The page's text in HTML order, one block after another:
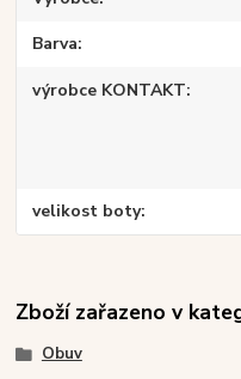
Barva
výrobce KONTAKT
velikost boty
Zboží zařazeno v
Obuv